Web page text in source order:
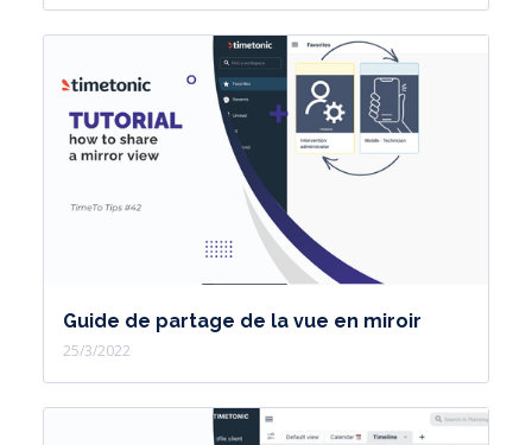
Guide de partage de la vue en miroir
25/3/2022